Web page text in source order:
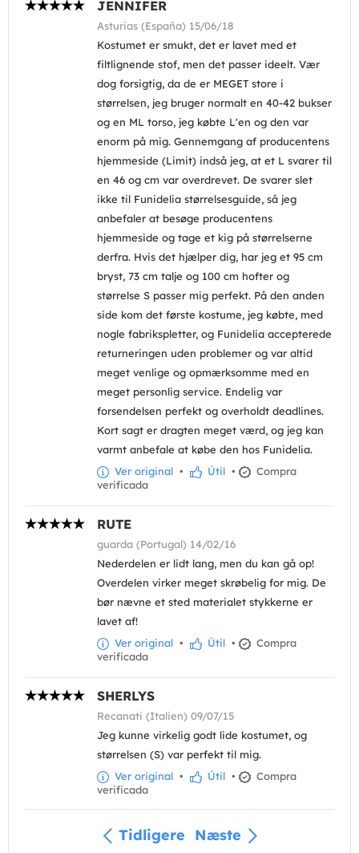
JENNIFER
Asturias (España) 15/06/18
Kostumet er smukt, det er lavet med et
filtlignende stof, men det passer ideelt. Vær
dog forsigtig, da de er MEGET store i
størrelsen, jeg bruger normalt en 40-42 bukser
og en ML torso, jeg købte L'en og den var
enorm på mig. Gennemgang af producentens
hjemmeside (Limit) indså jeg, at et L svarer til
en 46 og cm var overdrevet. De svarer slet
ikke til Funidelia størrelsesguide, så jeg
anbefaler at besøge producentens
hjemmeside og tage et kig på størrelserne
derfra. Hvis det hjælper dig, har jeg et 95 cm
bryst, 73 cm talje og 100 cm hofter og
størrelse S passer mig perfekt. På den anden
side kom det første kostume, jeg købte, med
nogle fabrikspletter, og Funidelia accepterede
returneringen uden problemer og var altid
meget venlige og opmærksomme med en
meget personlig service. Endelig var
forsendelsen perfekt og overholdt deadlines.
Kort sagt er dragten meget værd, og jeg kan
varmt anbefale at købe den hos Funidelia.
Ver original • Útil •
Compra
verificada
RUTE
guarda (Portugal) 14/02/16
Nederdelen er lidt lang, men du kan gå op!
Overdelen virker meget skrøbelig for mig. De
bør nævne et sted materialet stykkerne er
lavet af!
Ver original • Útil •
Compra
verificada
SHERLYS
Recanati (Italien) 09/07/15
Jeg kunne virkelig godt lide kostumet, og
størrelsen (S) var perfekt til mig.
Ver original • Útil •
Compra
verificada
Tidligere Næste